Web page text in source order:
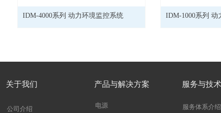
IDM-4000系列 动力环境监控系统 IDM-1000系列 动
关于我们 产品与解决方案 服务与技
公司介绍 电源 服务体系介绍